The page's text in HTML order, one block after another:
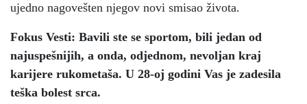
ujedno nagovešten njegov novi smisao života.
Fokus Vesti: Bavili ste se sportom, bili jedan od
najuspešnijih, a onda, odjednom, nevoljan kraj
karijere rukometaša. U 28-oj godini Vas je zadesila
teška bolest srca.